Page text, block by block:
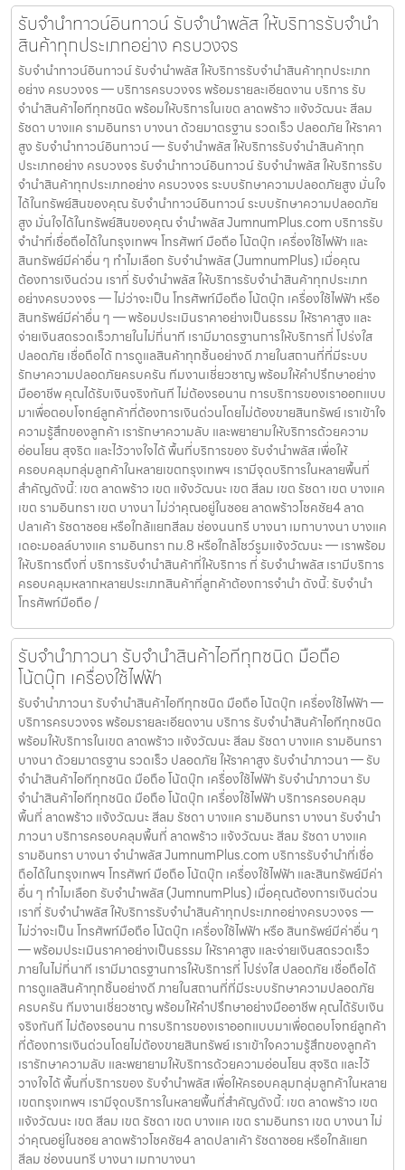
สภาพสินค้า รุ่น ยี่ห้อ อายุการใช้งาน เราให้ราคาสูง พร้อมจ่ายเงินสดทันใจ
ความปลอดภัย และการดูแล ระบบกล้องวงจรปิด CCTV ทุกมุม ห้องนิรภัย
/ ตู้นิรภัย พนักงานผ่านการฝึกอบรม ประกันความเสียหาย / ความสูญหาย
บันทึกข้อมูลลูกค้าเป็นความลับ คำแนะนำสำหรับผู้ใช้บริการ เก็บสลิป /
เอกสารสัญญาอย่างดี อย่าเสียบแบตเตอรี่นานนับเดือน ไถ่ถอนก่อนหมด
กำหนด ติดต่อเราได้ทันทีหากมีปัญหา ลิงก์ที่เกี่ยวข้อง รับจำนำราชเทวี รับ
จำนำราชเทวี
เมื่อคุณต้องการเงินด่วน เราที่ รับจำนำพลัส ให้บริการรับจำนำสินค้าทุก
ประเภทอย่างครบวงจร — ไม่ว่าจะเป็น โทรศัพท์มือถือ โน้ตบุ๊ก เครื่องใช้
ไฟฟ้า หรือ สินทรัพย์มีค่าอื่น ๆ — พร้อมประเมินราคาอย่างเป็นธรรม ให้
ราคาสูง และจ่ายเงินสดรวดเร็วภายในไม่กี่นาที เรามีมาตรฐานการให้บริการ
ที่ โปร่งใส ปลอดภัย เชื่อถือได้ การดูแลสินค้าทุกชิ้นอย่างดี ภายในสถานที่ที่
มีระบบรักษาความปลอดภัยครบครัน ทีมงานเชี่ยวชาญ พร้อมให้คำปรึกษา
อย่างมืออาชีพ คุณได้รับเงินจริงทันที ไม่ต้องรอนาน การบริการของเรา
ออกแบบมาเพื่อตอบโจทย์ลูกค้าที่ต้องการเงินด่วนโดยไม่ต้องขายสินทรัพย์
เราเข้าใจความรู้สึกของลูกค้า เรารักษาความลับ และพยายามให้บริการด้วย
ความอ่อนโยน สุจริต และไว้วางใจได้ พื้นที่บริการของ รับจำนำพลัส เพื่อให้
ครอบคลุมกลุ่มลูกค้าในหลายเขตกรุงเทพฯ เรามีจุดบริการในหลายพื้นที่
สำคัญดังนี้: เขต ลาดพร้าว เขต แจ้งวัฒนะ เขต สีลม เขต รัชดา เขต บางแค
เขต รามอินทรา เขต บางนา ไม่ว่าคุณอยู่ในซอย ลาดพร้าวโชคชัย4 ลาด
ปลาเค้า รัชดาซอย หรือใกล้แยกสีลม ช่องนนทรี บางนา เมกาบางนา บางแค
เดอะมอลล์บางแค รามอินทรา กม.8 หรือใกล้โชว์รูมแจ้งวัฒนะ — เราพร้อม
ให้บริการถึงที่ บริการรับจำนำสินค้าที่ให้บริการ ที่ รับจำนำพลัส เรามีบริการ
ครอบคลุมหลากหลายประเภทสินค้าที่ลูกค้าต้องการจำนำ ดังนี้: รับจำนำ
โทรศัพท์มือถือ / สมาร์ตโฟน (iPhone, Samsung, Huawei, Oppo
ฯลฯ) รับจำนำ โน้ตบุ๊ก / คอมพิวเตอร์ / แล็ปท็อป รับจำนำ แท็บเล็ต / iPad
รับจำนำ เครื่องใช้ไฟฟ้าเล็ก / เครื่องใช้ไฟฟ้าภายในบ้าน รับจำนำ กล้องถ่าย
รูป / กล้องดิจิตอล / อุปกรณ์ถ่ายภาพ รับจำนำ ของสะสม / ของมีค่าอื่น ๆ
บริการแต่ละประเภท ประเมินราคาตามสภาพสินค้า รุ่น ยี่ห้อ อายุการใช้งาน
เราให้ราคาสูง พร้อมจ่ายเงินสดทันใจ ความปลอดภัย และการดูแล ระบบ
กล้องวงจรปิด CCTV ทุกมุม ห้องนิรภัย / ตู้นิรภัย พนักงานผ่านการฝึก
อบรม ประกันความเสียหาย / ความสูญหาย บันทึกข้อมูลลูกค้าเป็นความ
ลับ คำแนะนำสำหรับผู้ใช้บริการ เก็บสลิป / เอกสารสัญญาอย่างดี อย่าเสียบ
แบตเตอรี่นานนับเดือน ไถ่ถอนก่อนหมดกำหนด ติดต่อเราได้ทันทีหากมี
ปัญหา ลิงก์ที่เกี่ยวข้อง รับจำนำพญาไท รับจำนำพญาไท
รับจำนำทาวน์อินทาวน์ รับจำนำพลัส ให้บริการรับจำนำ
สินค้าทุกประเภทอย่าง ครบวงจร
รับจำนำทาวน์อินทาวน์ รับจำนำพลัส ให้บริการรับจำนำสินค้าทุกประเภท
อย่าง ครบวงจร — บริการครบวงจร พร้อมรายละเอียดงาน บริการ รับ
จำนำสินค้าไอทีทุกชนิด พร้อมให้บริการในเขต ลาดพร้าว แจ้งวัฒนะ สีลม
รัชดา บางแค รามอินทรา บางนา ด้วยมาตรฐาน รวดเร็ว ปลอดภัย ให้ราคา
สูง รับจำนำทาวน์อินทาวน์ — รับจำนำพลัส ให้บริการรับจำนำสินค้าทุก
ประเภทอย่าง ครบวงจร รับจำนำทาวน์อินทาวน์ รับจำนำพลัส ให้บริการรับ
จำนำสินค้าทุกประเภทอย่าง ครบวงจร ระบบรักษาความปลอดภัยสูง มั่นใจ
ได้ในทรัพย์สินของคุณ รับจำนำทาวน์อินทาวน์ ระบบรักษาความปลอดภัย
สูง มั่นใจได้ในทรัพย์สินของคุณ จำนำพลัส JumnumPlus.com บริการรับ
จำนำที่เชื่อถือได้ในกรุงเทพฯ โทรศัพท์ มือถือ โน้ตบุ๊ก เครื่องใช้ไฟฟ้า และ
สินทรัพย์มีค่าอื่น ๆ ทำไมเลือก รับจำนำพลัส (JumnumPlus) เมื่อคุณ
ต้องการเงินด่วน เราที่ รับจำนำพลัส ให้บริการรับจำนำสินค้าทุกประเภท
อย่างครบวงจร — ไม่ว่าจะเป็น โทรศัพท์มือถือ โน้ตบุ๊ก เครื่องใช้ไฟฟ้า หรือ
สินทรัพย์มีค่าอื่น ๆ — พร้อมประเมินราคาอย่างเป็นธรรม ให้ราคาสูง และ
จ่ายเงินสดรวดเร็วภายในไม่กี่นาที เรามีมาตรฐานการให้บริการที่ โปร่งใส
ปลอดภัย เชื่อถือได้ การดูแลสินค้าทุกชิ้นอย่างดี ภายในสถานที่ที่มีระบบ
รักษาความปลอดภัยครบครัน ทีมงานเชี่ยวชาญ พร้อมให้คำปรึกษาอย่าง
มืออาชีพ คุณได้รับเงินจริงทันที ไม่ต้องรอนาน การบริการของเราออกแบบ
มาเพื่อตอบโจทย์ลูกค้าที่ต้องการเงินด่วนโดยไม่ต้องขายสินทรัพย์ เราเข้าใจ
ความรู้สึกของลูกค้า เรารักษาความลับ และพยายามให้บริการด้วยความ
อ่อนโยน สุจริต และไว้วางใจได้ พื้นที่บริการของ รับจำนำพลัส เพื่อให้
ครอบคลุมกลุ่มลูกค้าในหลายเขตกรุงเทพฯ เรามีจุดบริการในหลายพื้นที่
สำคัญดังนี้: เขต ลาดพร้าว เขต แจ้งวัฒนะ เขต สีลม เขต รัชดา เขต บางแค
เขต รามอินทรา เขต บางนา ไม่ว่าคุณอยู่ในซอย ลาดพร้าวโชคชัย4 ลาด
ปลาเค้า รัชดาซอย หรือใกล้แยกสีลม ช่องนนทรี บางนา เมกาบางนา บางแค
เดอะมอลล์บางแค รามอินทรา กม.8 หรือใกล้โชว์รูมแจ้งวัฒนะ — เราพร้อม
ให้บริการถึงที่ บริการรับจำนำสินค้าที่ให้บริการ ที่ รับจำนำพลัส เรามีบริการ
ครอบคลุมหลากหลายประเภทสินค้าที่ลูกค้าต้องการจำนำ ดังนี้: รับจำนำ
โทรศัพท์มือถือ /
รับจำนำภาวนา รับจำนำสินค้าไอทีทุกชนิด มือถือ
โน้ตบุ๊ก เครื่องใช้ไฟฟ้า
รับจำนำภาวนา รับจำนำสินค้าไอทีทุกชนิด มือถือ โน้ตบุ๊ก เครื่องใช้ไฟฟ้า —
บริการครบวงจร พร้อมรายละเอียดงาน บริการ รับจำนำสินค้าไอทีทุกชนิด
พร้อมให้บริการในเขต ลาดพร้าว แจ้งวัฒนะ สีลม รัชดา บางแค รามอินทรา
บางนา ด้วยมาตรฐาน รวดเร็ว ปลอดภัย ให้ราคาสูง รับจำนำภาวนา — รับ
จำนำสินค้าไอทีทุกชนิด มือถือ โน้ตบุ๊ก เครื่องใช้ไฟฟ้า รับจำนำภาวนา รับ
จำนำสินค้าไอทีทุกชนิด มือถือ โน้ตบุ๊ก เครื่องใช้ไฟฟ้า บริการครอบคลุม
พื้นที่ ลาดพร้าว แจ้งวัฒนะ สีลม รัชดา บางแค รามอินทรา บางนา รับจำนำ
ภาวนา บริการครอบคลุมพื้นที่ ลาดพร้าว แจ้งวัฒนะ สีลม รัชดา บางแค
รามอินทรา บางนา จำนำพลัส JumnumPlus.com บริการรับจำนำที่เชื่อ
ถือได้ในกรุงเทพฯ โทรศัพท์ มือถือ โน้ตบุ๊ก เครื่องใช้ไฟฟ้า และสินทรัพย์มีค่า
อื่น ๆ ทำไมเลือก รับจำนำพลัส (JumnumPlus) เมื่อคุณต้องการเงินด่วน
เราที่ รับจำนำพลัส ให้บริการรับจำนำสินค้าทุกประเภทอย่างครบวงจร —
ไม่ว่าจะเป็น โทรศัพท์มือถือ โน้ตบุ๊ก เครื่องใช้ไฟฟ้า หรือ สินทรัพย์มีค่าอื่น ๆ
— พร้อมประเมินราคาอย่างเป็นธรรม ให้ราคาสูง และจ่ายเงินสดรวดเร็ว
ภายในไม่กี่นาที เรามีมาตรฐานการให้บริการที่ โปร่งใส ปลอดภัย เชื่อถือได้
การดูแลสินค้าทุกชิ้นอย่างดี ภายในสถานที่ที่มีระบบรักษาความปลอดภัย
ครบครัน ทีมงานเชี่ยวชาญ พร้อมให้คำปรึกษาอย่างมืออาชีพ คุณได้รับเงิน
จริงทันที ไม่ต้องรอนาน การบริการของเราออกแบบมาเพื่อตอบโจทย์ลูกค้า
ที่ต้องการเงินด่วนโดยไม่ต้องขายสินทรัพย์ เราเข้าใจความรู้สึกของลูกค้า
เรารักษาความลับ และพยายามให้บริการด้วยความอ่อนโยน สุจริต และไว้
วางใจได้ พื้นที่บริการของ รับจำนำพลัส เพื่อให้ครอบคลุมกลุ่มลูกค้าในหลาย
เขตกรุงเทพฯ เรามีจุดบริการในหลายพื้นที่สำคัญดังนี้: เขต ลาดพร้าว เขต
แจ้งวัฒนะ เขต สีลม เขต รัชดา เขต บางแค เขต รามอินทรา เขต บางนา ไม่
ว่าคุณอยู่ในซอย ลาดพร้าวโชคชัย4 ลาดปลาเค้า รัชดาซอย หรือใกล้แยก
สีลม ช่องนนทรี บางนา เมกาบางนา